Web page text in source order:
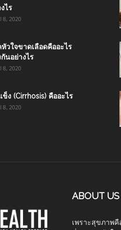
ไร
8, 2020
วใจขาดเลือดคืออะไร
นอย่างไร
8, 2020
ข็ง (Cirrhosis) คืออะไร
8, 2020
ABOUT US
เพราะสุขภาพ